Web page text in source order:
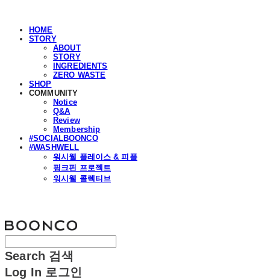
HOME
STORY
ABOUT
STORY
INGREDIENTS
ZERO WASTE
SHOP
COMMUNITY
Notice
Q&A
Review
Membership
#SOCIALBOONCO
#WASHWELL
워시웰 플레이스 & 피플
핑크핀 프로젝트
워시웰 콜렉티브
Search 검색
Log In 로그인